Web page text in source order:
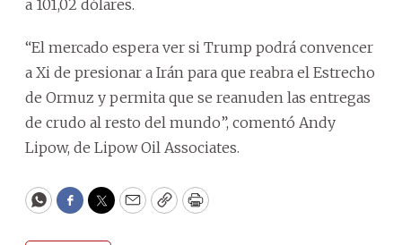
a 101,02 dólares.
“El mercado espera ver si Trump podrá convencer
a Xi de presionar a Irán para que reabra el Estrecho
de Ormuz y permita que se reanuden las entregas
de crudo al resto del mundo”, comentó Andy
Lipow, de Lipow Oil Associates.
WhatsApp
Facebook
Twitter
EmailCopyPrint